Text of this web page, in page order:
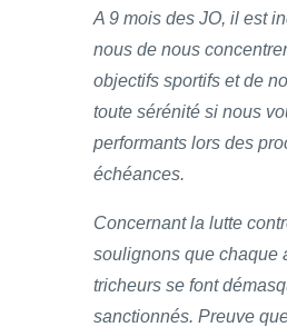
A 9 mois des JO, il est
nous de nous
objectifs sportifs et de
toute sérénité si nous
performants lors des
échéances.
Concernant la lutte
soulignons que chaque
tricheurs se font
sanctionnés. Preuve